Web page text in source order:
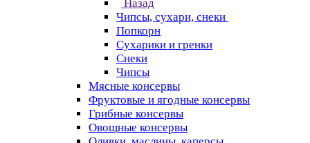
Назад
Чипсы, сухари, снеки
Попкорн
Сухарики и гренки
Снеки
Чипсы
Мясные консервы
Фруктовые и ягодные консервы
Грибные консервы
Овощные консервы